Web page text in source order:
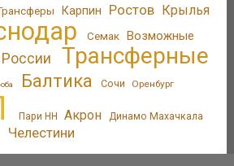
Карпин Ростов Крылья
Семак Возможные
Трансферные
Балтика Сочи Оренбург
Пари НН Акрон Динамо Махачкала
Челестини